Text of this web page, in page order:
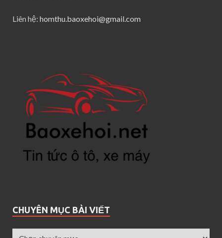
Liên hệ: homthu.baoxehoi@gmail.com
CHUYÊN MỤC BÀI VIẾT